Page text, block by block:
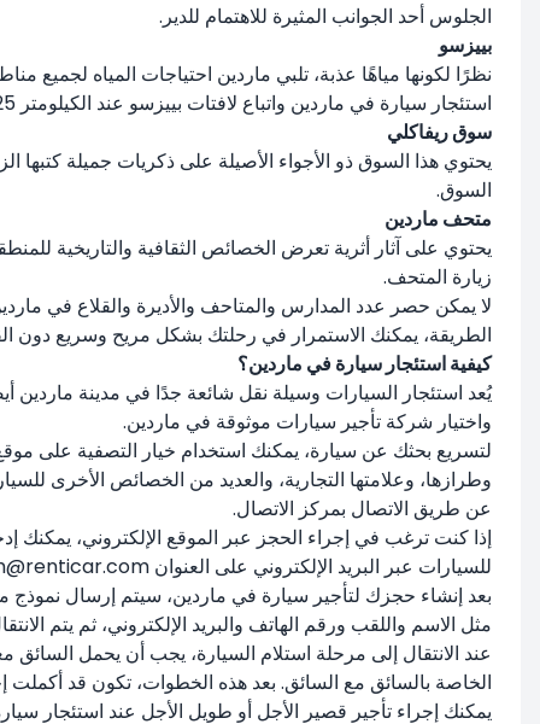
الجلوس أحد الجوانب المثيرة للاهتمام للدير.
بييزسو
نظرًا لكونها مياهًا عذبة، تلبي ماردين احتياجات المياه لجميع
استئجار سيارة في ماردين واتباع لافتات بييزسو عند الكيلومتر 25 أثناء التوجه إلى نصيبين.
سوق ريفاكلي
يحتوي هذا السوق ذو الأجواء الأصيلة على ذكريات جميلة
السوق.
متحف ماردين
يحتوي على آثار أثرية تعرض الخصائص الثقافية والتاريخية
زيارة المتحف.
لا يمكن حصر عدد المدارس والمتاحف والأديرة والقلاع في
الطريقة، يمكنك الاستمرار في رحلتك بشكل مريح وسريع دون
كيفية استئجار سيارة في ماردين؟
يُعد استئجار السيارات وسيلة نقل شائعة جدًا في مدينة ماردين
واختيار شركة تأجير سيارات موثوقة في ماردين.
عن طريق الاتصال بمركز الاتصال.
إذا كنت ترغب في إجراء الحجز عبر الموقع الإلكتروني،
للسيارات عبر البريد الإلكتروني على العنوان iletisim@renticar.com.
بعد إنشاء حجزك لتأجير سيارة في ماردين، سيتم إرسال نموذج
مثل الاسم واللقب ورقم الهاتف والبريد الإلكتروني، ثم يتم
عند الانتقال إلى مرحلة استلام السيارة، يجب أن يحمل السائق
الخاصة بالسائق مع السائق. بعد هذه الخطوات، تكون قد أكملت